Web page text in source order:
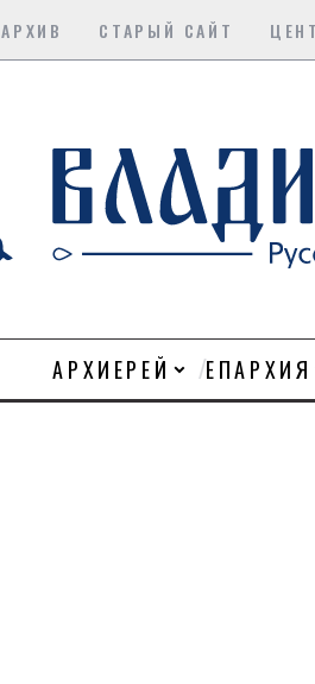
АРХИВ СТАРЫЙ САЙТ
АРХИЕРЕЙ ЕПАРХИЯ